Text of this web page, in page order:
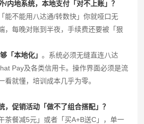
/内地系统，本地支付「对不上账」？
能不能用八达通/转数快」你就哑口无
，每晚对账到半夜，手续费还要被「狠
「本地化」。系统必须无缝直连八达
Pay及各类信用卡。操作界面必须是流
看就懂，培训成本几乎为零。
，促销活动「做不了组合搭配」？
茶餐减5元」或者「买A+B送C」，单一